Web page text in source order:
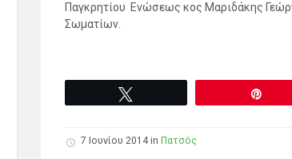
Παγκρητίου Ενώσεως κος Μαριδάκης
Σωματίων.
7 Ιουνίου 2014 in Πατσός